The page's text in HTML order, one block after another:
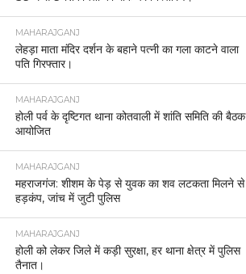
MAHARAJGANJ
लेहड़ा माता मंदिर दर्शन के बहाने पत्नी का गला काटने वाला
पति गिरफ्तार।
MAHARAJGANJ
होली पर्व के दृष्टिगत थाना कोतवाली में शांति समिति की बैठक
आयोजित
MAHARAJGANJ
महराजगंज: शीशम के पेड़ से युवक का शव लटकता मिलने से
हड़कंप, जांच में जुटी पुलिस
MAHARAJGANJ
होली को लेकर जिले में कड़ी सुरक्षा, हर थाना क्षेत्र में पुलिस
तैनात।